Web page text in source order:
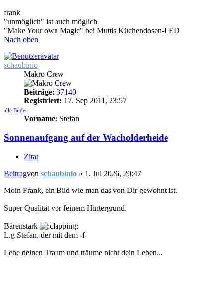
frank
"unmöglich" ist auch möglich
"Make Your own Magic" bei Muttis Küchendosen-LED
Nach oben
schaubinio
Makro Crew
Beiträge: 37140
Registriert: 17. Sep 2011, 23:57
alle Bilder
Vorname: Stefan
Sonnenaufgang auf der Wacholderheide
Zitat
Beitragvon schaubinio » 1. Jul 2026, 20:47
Moin Frank, ein Bild wie man das von Dir gewohnt ist.
Super Qualität vor feinem Hintergrund.
Bärenstark
L.g Stefan, der mit dem -f-
Lebe deinen Traum und träume nicht dein Leben...